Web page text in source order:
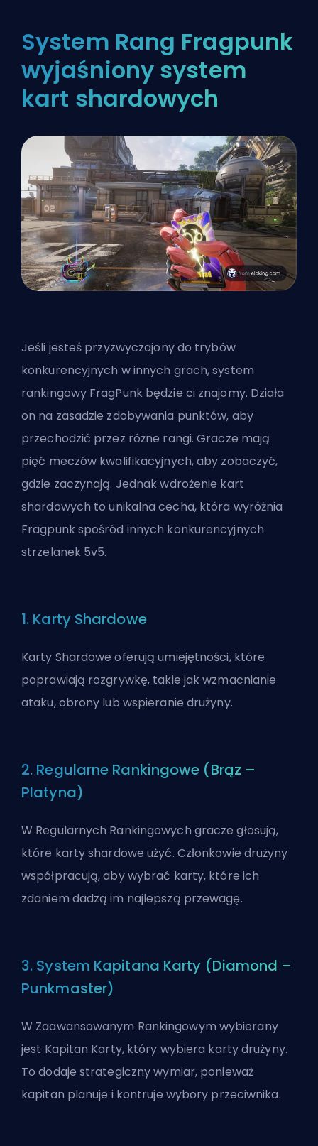
System Rang Fragpunk
wyjaśniony system
kart shardowych
Jeśli jesteś przyzwyczajony do trybów
konkurencyjnych w innych grach, system
rankingowy FragPunk będzie ci znajomy. Działa
on na zasadzie zdobywania punktów, aby
przechodzić przez różne rangi. Gracze mają
pięć meczów kwalifikacyjnych, aby zobaczyć,
gdzie zaczynają. Jednakwdrożenie kart
shardowych to unikalna cecha, która wyróżnia
Fragpunk spośród innych konkurencyjnych
strzelanek 5v5.
1. Karty Shardowe
Karty Shardowe oferują umiejętności, które
poprawiają rozgrywkę, takie jak wzmacnianie
ataku, obrony lub wspieranie drużyny.
2. Regularne Rankingowe (Brąz –
Platyna)
W Regularnych Rankingowych gracze głosują,
które karty shardowe użyć. Członkowie drużyny
współpracują, aby wybrać karty, które ich
zdaniem dadzą im najlepszą przewagę.
3. System Kapitana Karty (Diamond –
Punkmaster)
W Zaawansowanym Rankingowym wybierany
jest Kapitan Karty, który wybiera karty drużyny.
To dodaje strategiczny wymiar, ponieważ
kapitan planuje i kontruje wybory przeciwnika.